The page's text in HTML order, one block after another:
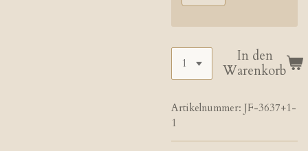
In den
Warenkorb
Artikelnummer: JF-3637+1-
1